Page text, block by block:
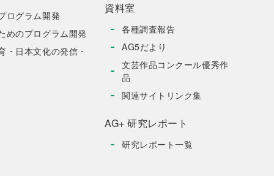
ログラム開発
めのプログラム開発
・日本文化の発信・
資料室
各種調査報告
AG5だより
文芸作品コンクール優秀作
品
関連サイトリンク集
AG+ 研究レポート
研究レポート一覧